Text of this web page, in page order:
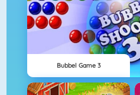
Bubbel Game 3